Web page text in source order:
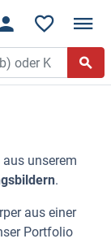
aus unserem
.
aus einer
Portfolio